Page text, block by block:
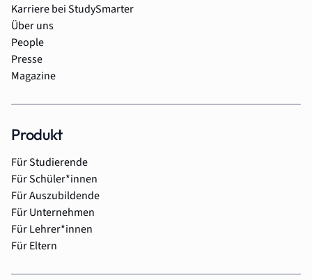
Karriere bei StudySmarter
Über uns
People
Presse
Magazine
Produkt
Für Studierende
Für Schüler*innen
Für Auszubildende
Für Unternehmen
Für Lehrer*innen
Für Eltern